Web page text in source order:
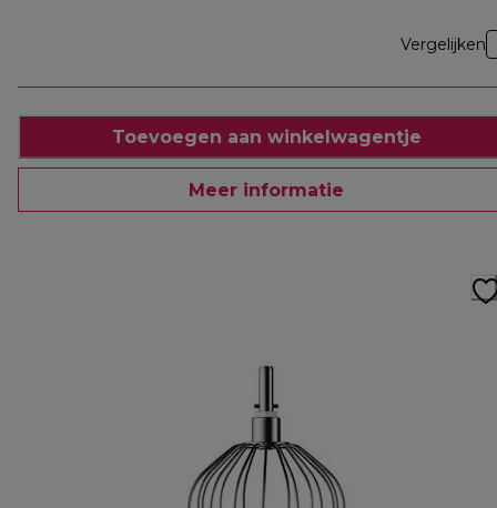
Vergelijken
Toevoegen aan winkelwagentje
Meer informatie